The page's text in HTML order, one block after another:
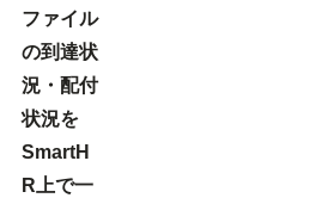
ファイル
の到達状
況・配付
状況を
SmartH
R上で一